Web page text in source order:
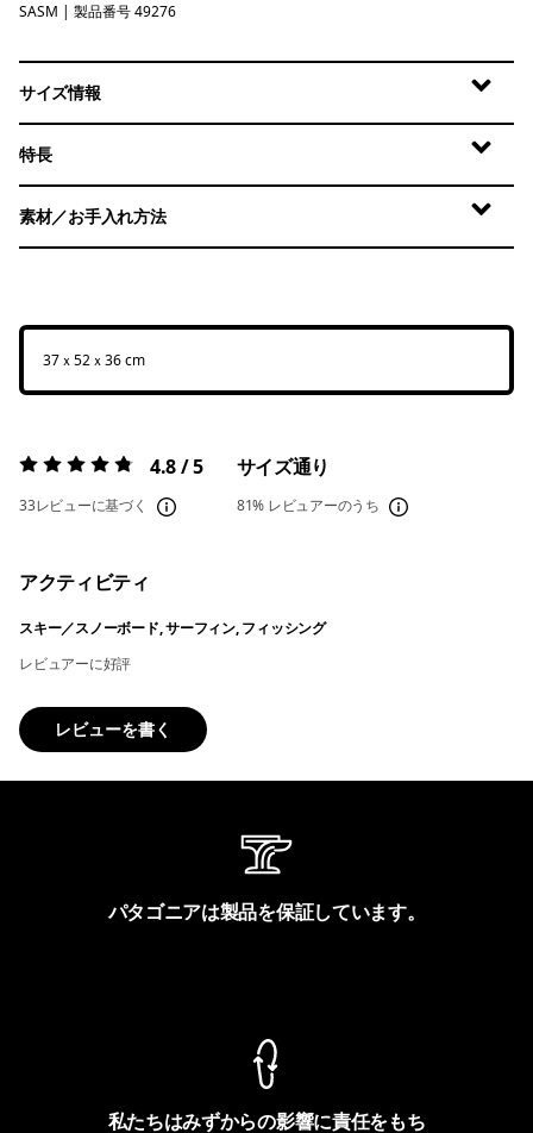
Sastrugi: Summit Blue
SASM | 製品番号 49276
サイズ情報
特長
素材／お手入れ方法
37ｘ52ｘ36 cm
評価:4.8 / 5 4.8 / 5
33レビューに基づく
サイズ通り
81% レビュアーのうち
アクティビティ
スキー／スノーボード, サーフィン, フィッシング
レビュアーに好評
レビューを書く
パタゴニアは製品を保証しています。
私たちはみずからの影響に責任をもち